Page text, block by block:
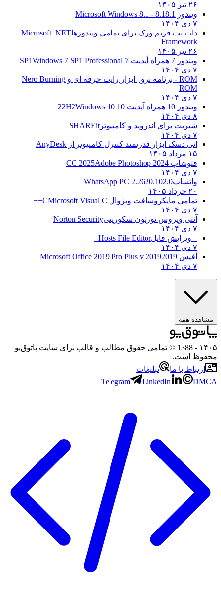
۲۶ تیر ۱۴۰۵
ویندوز 8.1
8.1 - Microsoft Windows 8.1
۷ دی ۱۴۰۴
دات نت فریم ورک برای تمامی ویندوزهاMicrosoft .NET
Framework
۲۶ تیر ۱۴۰۵
ویندوز 7 همراه آپدیت 7 SP1
Windows 7 SP1 Professional
۷ دی ۱۴۰۴
ROM - برنامه نرو | ابزار رایت حرفه ای و
Nero Burning
ROM
۷ دی ۱۴۰۴
ویندوز 10 همراه آپدیت 10 22H2
Windows 10
۸ دی ۱۴۰۴
شیریت برای اندروید و کامپیوتر SHAREit
۷ دی ۱۴۰۴
انی دسک ابزار قدرتمند کنترل کامپیوتر از AnyDesk
۱۵ مرداد ۱۴۰۵
فتوشاپ CC 2025 Adobe Photoshop 2024
۷ دی ۱۴۰۴
واتساپWhatsApp PC 2.2620.102.0
۲۰ خرداد ۱۴۰۵
تمامی مایکروسافت ویژوال C Microsoft Visual C++
۷ دی ۱۴۰۴
آنتی ویروس نورتون سکوریتیNorton Security
۷ دی ۱۴۰۴
– ویرایش فایلHosts File Editor+
۷ دی ۱۴۰۴
آفیس 2019 2019 Microsoft Office 2019 Pro Plus v
۷ دی ۱۴۰۴
مشاهده همه
۱۴۰۵
- 1388 © تمامی حقوق مطالب و قالب برای سایت پاتوق‌یو
محفوظ است.
ارتباط با ما
تبلیغات
Telegram
LinkedIn DMCA